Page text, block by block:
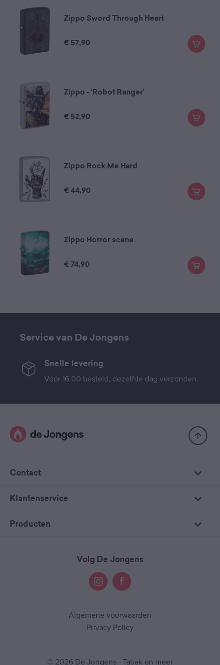
Zippo Sword Through Heart
€ 57,90
Zippo - ‘Robot Ranger’
€ 52,90
Zippo Rock Me Hard
€ 44,90
Zippo Horror scene
€ 74,90
Service van De Jongens
Snelle levering
Vóór 16:00 besteld, dezelfde dag verzonden.
Contact
Klantenservice
Producten
Volg De Jongens
Algemene voorwaarden
Privacy Policy
© 2026 De Jongens - Tabak en meer